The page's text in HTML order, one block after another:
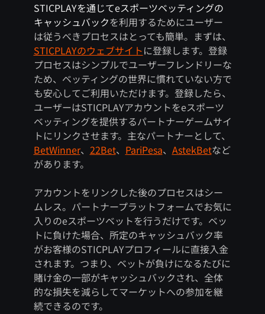
STICPLAYを通じてeスポーツベッティングの
キャッシュバックを利用するためにユーザー
は従うべきプロセスはとっても簡単。まずは、
STICPLAYのウェブサイトに登録します。登録
プロセスはシンプルでユーザーフレンドリーな
ため、ベッティングの世界に慣れていない方で
も安心してご利用いただけます。登録したら、
ユーザーはSTICPLAYアカウントをeスポーツ
ベッティングを提供するパートナーゲームサイ
トにリンクさせます。主なパートナーとして、
BetWinner、 22Bet、 PariPesa、 AstekBetなど
があります。
アカウントをリンクした後のプロセスはシー
ムレス。パートナープラットフォームでお気に
入りのeスポーツベットを行うだけです。ベッ
トに負けた場合、所定のキャッシュバック率
がお客様のSTICPLAYプロフィールに直接入金
されます。つまり、ベットが負けになるたびに
賭け金の一部がキャッシュバックされ、全体
的な損失を減らしてマーケットへの参加を継
続できるのです。